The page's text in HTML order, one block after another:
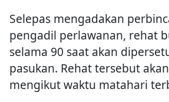
Selepas mengadakan
pengadil perlawanan, rehat
selama 90 saat akan
pasukan. Rehat tersebut
mengikut waktu matahari